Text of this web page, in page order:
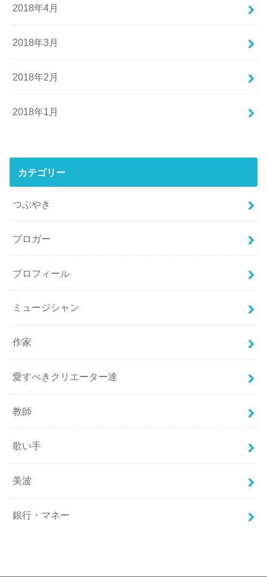
2018年4月
2018年3月
2018年2月
2018年1月
カテゴリー
つぶやき
ブロガー
プロフィール
ミュージシャン
作家
愛すべきクリエーター達
教師
歌い手
美波
銀行・マネー